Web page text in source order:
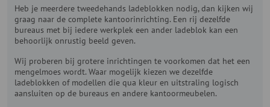
Heb je meerdere tweedehands ladeblokken nodig, dan kijken wij
graag naar de complete kantoorinrichting. Een rij dezelfde
bureaus met bij iedere werkplek een ander ladeblok kan een
behoorlijk onrustig beeld geven.
Wij proberen bij grotere inrichtingen te voorkomen dat het een
mengelmoes wordt. Waar mogelijk kiezen we dezelfde
ladeblokken of modellen die qua kleur en uitstraling logisch
aansluiten op de bureaus en andere kantoormeubelen.